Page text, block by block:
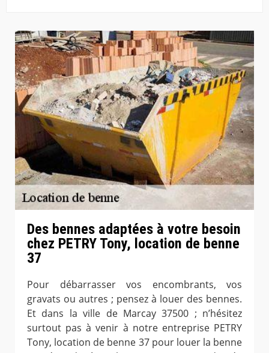
Des bennes adaptées à votre besoin
chez PETRY Tony, location de benne
37
Pour débarrasser vos encombrants, vos
gravats ou autres ; pensez à louer des bennes.
Et dans la ville de Marcay 37500 ; n’hésitez
surtout pas à venir à notre entreprise PETRY
Tony, location de benne 37 pour louer la benne